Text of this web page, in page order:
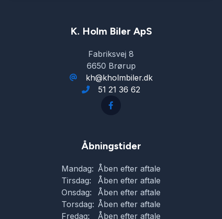
K. Holm Biler ApS
Fabriksvej 8
6650 Brørup
kh@kholmbiler.dk
51 21 36 62
Åbningstider
Mandag: Åben efter aftale
Tirsdag:
Åben efter aftale
Onsdag:
Åben efter aftale
Torsdag: Åben efter aftale
Fredag:
Åben efter aftale